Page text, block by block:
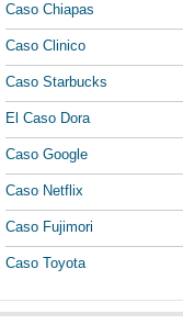
Caso Chiapas
Caso Clinico
Caso Starbucks
El Caso Dora
Caso Google
Caso Netflix
Caso Fujimori
Caso Toyota